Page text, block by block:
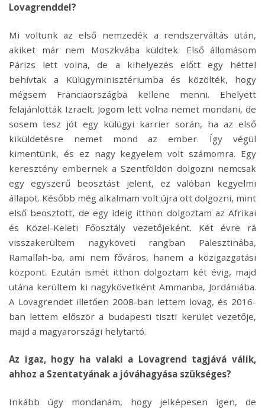
Lovagrenddel?
Mi voltunk az első nemzedék a rendszerváltás után,
akiket már nem Moszkvába küldtek. Első állomásom
Párizs lett volna, de a kihelyezés előtt egy héttel
behívtak a Külügyminisztériumba és közölték, hogy
mégsem Franciaországba kellene menni. Ehelyett
felajánlották Izraelt. Jogom lett volna nemet mondani, de
sosem tesz jót egy külügyi karrier során, ha az első
kiküldetésre nemet mond az ember. Így végül
kimentünk, és ez nagy kegyelem volt számomra. Egy
keresztény embernek a Szentföldön dolgozni nemcsak
egy egyszerű beosztást jelent, ez valóban kegyelmi
állapot. Később még alkalmam volt újra ott dolgozni, mint
első beosztott, de egy ideig itthon dolgoztam az Afrikai
és Közel-Keleti Főosztály vezetőjeként. Két évre rá
visszakerültem nagyköveti rangban Palesztinába,
Ramallah-ba, ami nem főváros, hanem a közigazgatási
központ. Ezután ismét itthon dolgoztam két évig, majd
utána kerültem ki nagykövetként Ammanba, Jordániába.
A Lovagrendet illetően 2008-ban lettem lovag, és 2016-
ban lettem először a budapesti tiszti kerület vezetője,
majd a magyarországi helytartó.
Az igaz, hogy ha valaki a Lovagrend tagjává válik,
ahhoz a Szentatyának a jóváhagyása szükséges?
Inkább úgy mondanám, hogy jelképesen igen, de